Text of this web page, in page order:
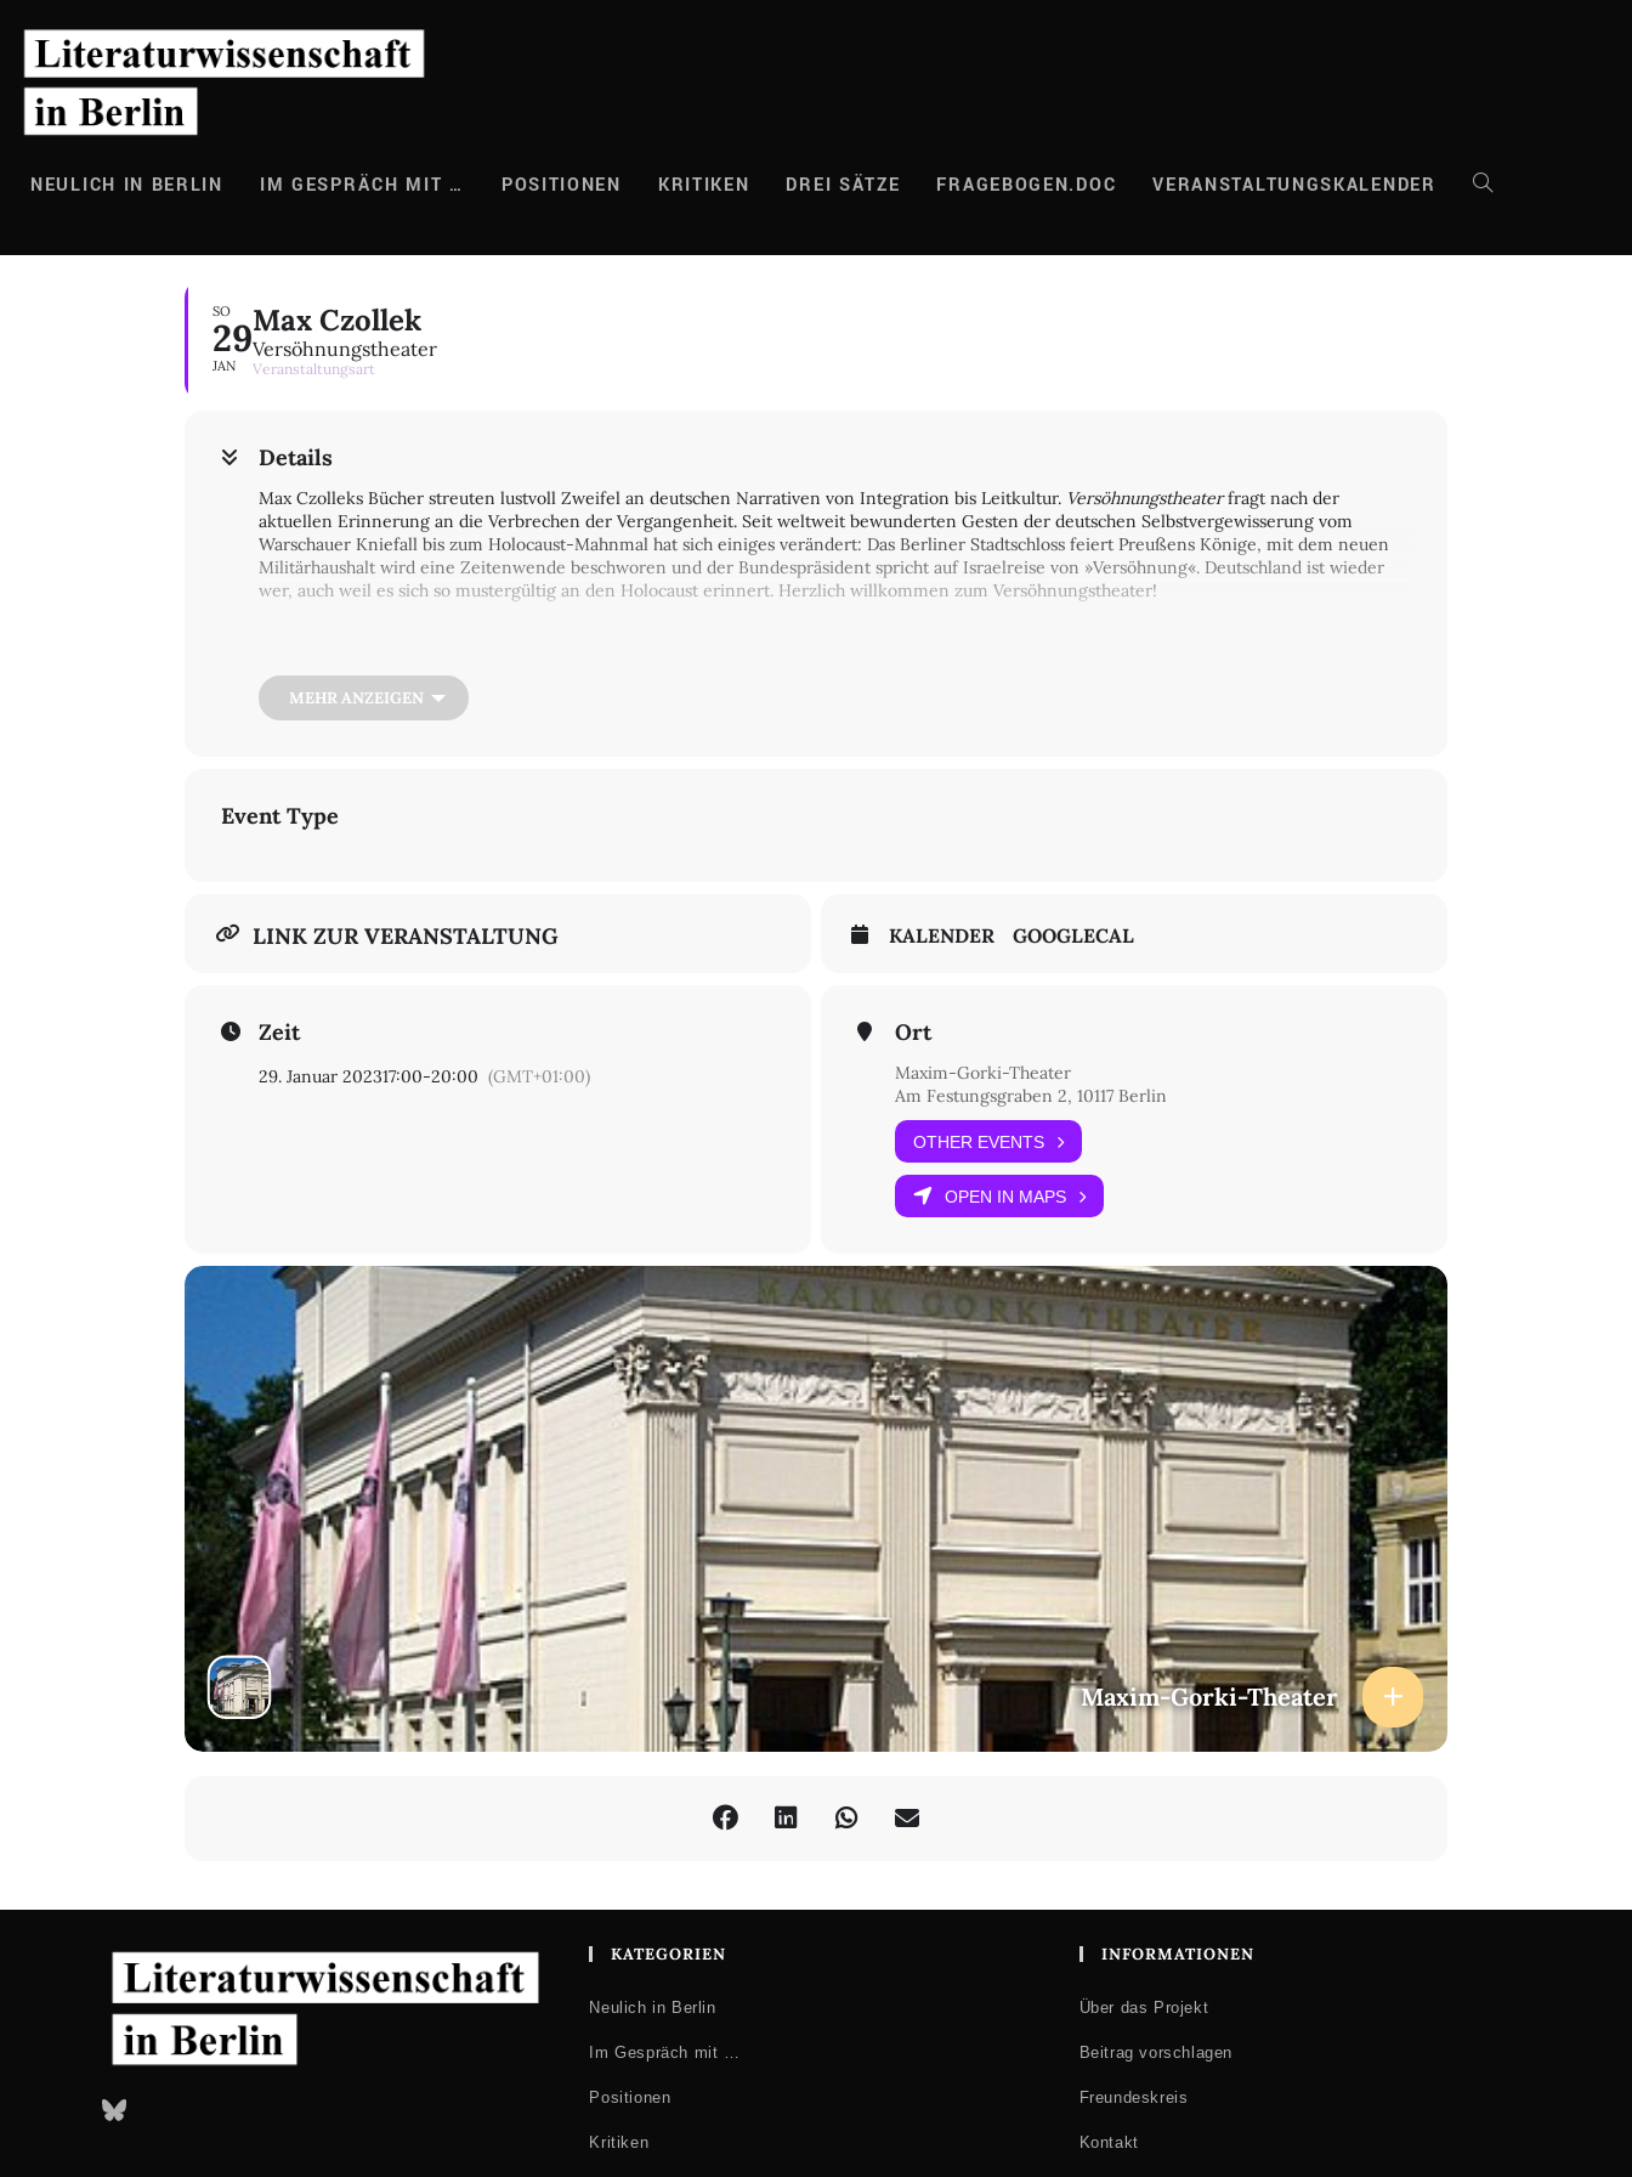
Inhalt
springen
NEULICH IN BERLIN IM GESPRÄCH MIT … POSITIONEN KRITIKEN DREI SÄTZE FRAGEBOGEN.DOC VERANSTALTUNGSKALENDER WEBSITE-
SO
29
JAN
Max Czollek
Versöhnungstheater
Veranstaltungsart
Details
Max Czolleks Bücher streuten lustvoll Zweifel an deutschen Narrativen von Integration bis Leitkultur. Versöhnungstheaterfragt nach der
aktuellen Erinnerung an die Verbrechen der Vergangenheit. Seit weltweit bewunderten Gesten der deutschen Selbstvergewisserung vom
Warschauer Kniefall bis zum Holocaust-Mahnmal hat sich einiges verändert: Das Berliner Stadtschloss feiert Preußens Könige, mit dem neuen
Militärhaushalt wird eine Zeitenwende beschworen und der Bundespräsident spricht auf Israelreise von »Versöhnung«. Deutschland ist wieder
wer, auch weil es sich so mustergültig an den Holocaust erinnert. Herzlich willkommen zum Versöhnungstheater!
MEHR ANZEIGEN
Event Type
LINK ZUR VERANSTALTUNG KALENDER GOOGLECAL
Zeit
29. Januar 202317:00-20:00 (GMT+01:00)
Ort
Maxim-Gorki-Theater
Am Festungsgraben 2, 10117 Berlin
OTHER EVENTS
OPEN IN MAPS
Maxim-Gorki-Theater
Bluesky
KATEGORIEN
Neulich in Berlin
Im Gespräch mit …
Positionen
Kritiken
INFORMATIONEN
Über das Projekt
Beitrag vorschlagen
Freundeskreis
Kontakt